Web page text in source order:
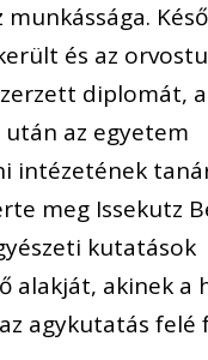
munkássága.
és az
diplomát,
után az egyetem
intézetének
meg Issekutz
kutatások
alakját, akinek a
agykutatás felé